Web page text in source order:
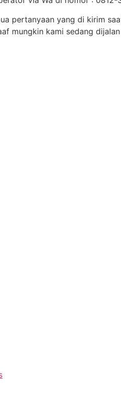
pertanyaan yang di kirim
mungkin kami sedang